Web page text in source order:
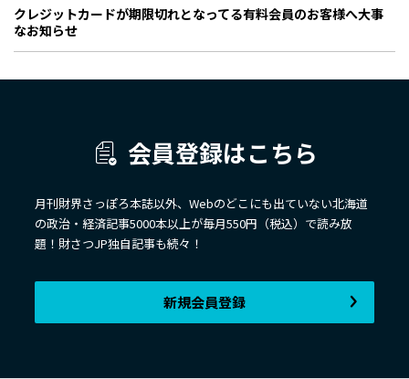
クレジットカードが期限切れとなってる有料会員のお客様へ大事
なお知らせ
会員登録はこちら
月刊財界さっぽろ本誌以外、Webのどこにも出ていない北海道
の政治・経済記事5000本以上が毎月550円（税込）で読み放
題！財さつJP独自記事も続々！
新規会員登録